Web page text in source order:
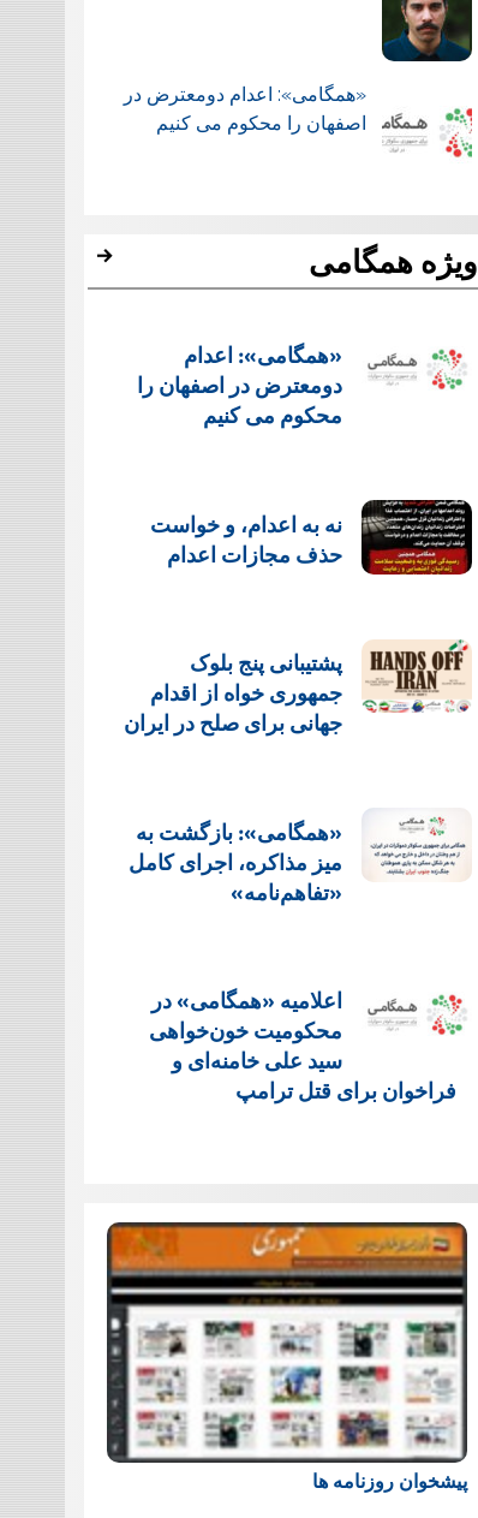
«همگامی»: اعدام دومعترض در
اصفهان را محکوم می کنیم
ویژه همگامی
«همگامی»: اعدام
دومعترض در اصفهان را
محکوم می کنیم
نه به اعدام، و خواست
حذف مجازات اعدام
پشتيبانی پنج بلوک
جمهوری خواه از اقدام
جهانی برای صلح در ایران
«همگامی»: بازگشت به
میز مذاکره، اجرای کامل
«تفاهم‌نامه»
اعلامیه «همگامی» در
محکومیت خون‌خواهی
سید علی خامنه‌ای و
فراخوان برای قتل ترامپ
پیشخوان روزنامه ها